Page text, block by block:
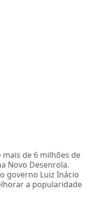
de 6 milhões de
Novo Desenrola.
governo Luiz Inácio
a popularidade